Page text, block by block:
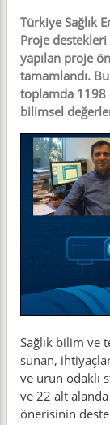
Türkiye Sağlık
Proje destekleri
yapılan proje
tamamlandı.
toplamda 1198
bilimsel
Sağlık bilim ve
sunan,
ve ürün odaklı
ve 22 alt
önerisinin